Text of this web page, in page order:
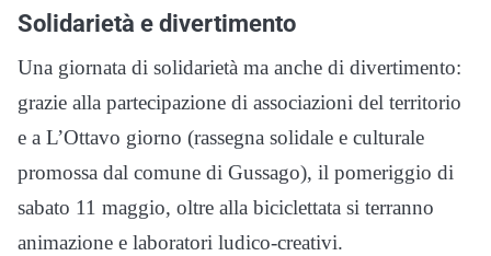
Solidarietà e divertimento
Una giornata di solidarietà ma anche di divertimento:
grazie alla partecipazione di associazioni del territorio
e a L’Ottavo giorno (rassegna solidale e culturale
promossa dal comune di Gussago), il pomeriggio di
sabato 11 maggio, oltre alla biciclettata si terranno
animazione e laboratori ludico-creativi.